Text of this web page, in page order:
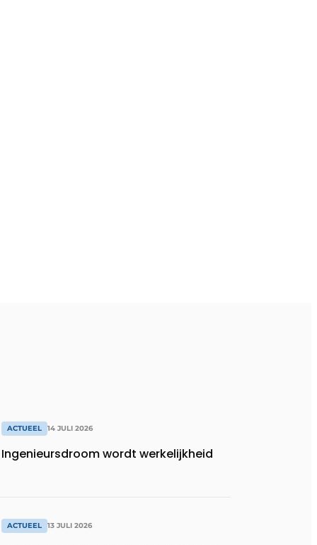
ACTUEEL 14 JULI 2026
Ingenieursdroom wordt werkelijkheid
ACTUEEL 13 JULI 2026